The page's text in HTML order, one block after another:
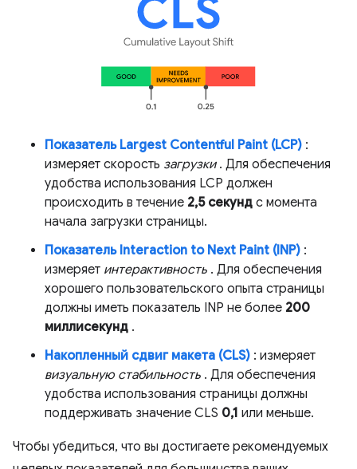
Показатель Largest Contentful Paint (LCP) :
измеряет скорость загрузки. Для обеспечения
удобства использования LCP должен
происходить в течение 2,5 секунд с момента
начала загрузки страницы.
Показатель Interaction to Next Paint (INP) :
измеряет интерактивность . Для обеспечения
хорошего пользовательского опыта страницы
должны иметь показатель INP не более 200
миллисекунд .
Накопленный сдвиг макета (CLS) : измеряет
визуальную стабильность . Для обеспечения
удобства использования страницы должны
поддерживать значение CLS 0,1 или меньше.
Чтобы убедиться, что вы достигаете рекомендуемых